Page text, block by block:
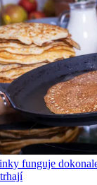
funguje